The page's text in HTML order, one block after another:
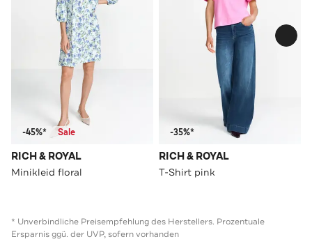
-45%* Sale
RICH & ROYAL
Minikleid floral
-35%*
RICH & ROYAL
T-Shirt pink
* Unverbindliche Preisempfehlung des Herstellers. Prozentuale
Ersparnis ggü. der UVP, sofern vorhanden